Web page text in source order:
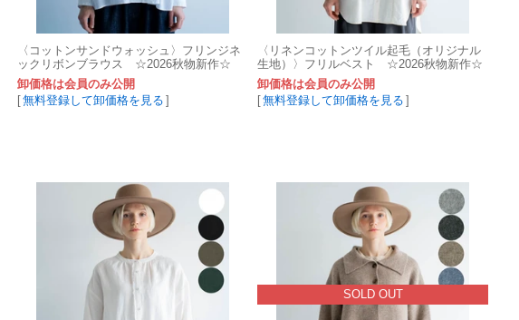
〈コットンサンドウォッシュ〉フリンジネ
ックリボンブラウス ☆2026秋物新作☆
卸価格は会員のみ公開
[無料登録して卸価格を見る ]
〈リネンコットンツイル起毛（オリジナル
生地）〉フリルベスト ☆2026秋物新作☆
卸価格は会員のみ公開
[無料登録して卸価格を見る ]
SOLD OUT